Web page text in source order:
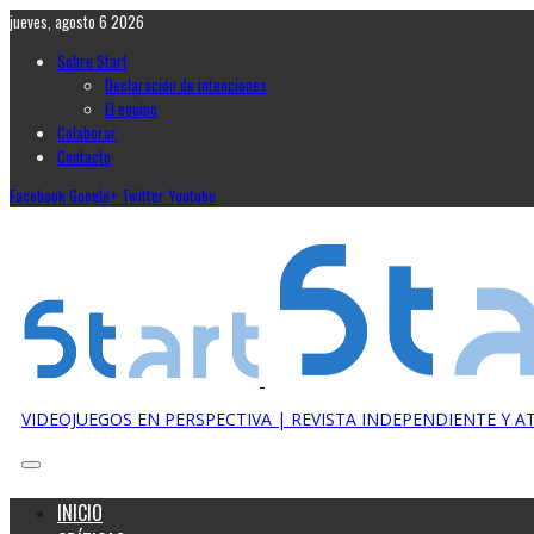
jueves, agosto 6 2026
Sobre Start
Declaración de intenciones
El equipo
Colaborar
Contacto
FacebookGoogle+ TwitterYoutube
VIDEOJUEGOS EN PERSPECTIVA | REVISTA INDEPENDIENTE Y
INICIO